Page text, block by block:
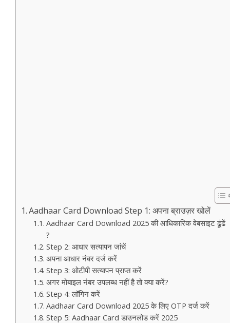
Aadhaar Card Download Step 1: अपना ब्राउज़र खोलें
Aadhaar Card Download 2025 की आधिकारिक वेबसाइट ढूंढें
?
Step 2: आधार सत्यापन जांचें
अपना आधार नंबर दर्ज करें
Step 3: ओटीपी सत्यापन प्राप्त करें
अगर मोबाइल नंबर उपलब्ध नहीं है तो क्या करें?
Step 4: लॉगिन करें
Aadhaar Card Download 2025 के लिए OTP दर्ज करें
Step 5: Aadhaar Card डाउनलोड करें 2025